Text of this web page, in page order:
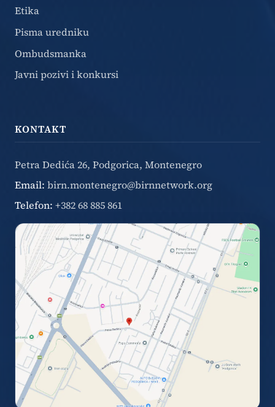
Etika
Pisma uredniku
Ombudsmanka
Javni pozivi i konkursi
KONTAKT
Petra Dedića 26, Podgorica, Montenegro
Email: birn.montenegro@birnnetwork.org
Telefon: +382 68 885 861